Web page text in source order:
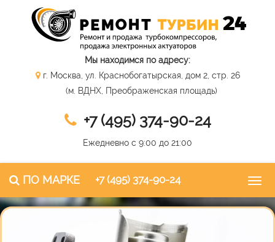
Мы находимся по адресу:
г. Москва, ул. Краснобогатырская, дом 2, стр. 26
(м. ВДНХ, Преображенская площадь)
+7 (495) 374-90-24
Ежедневно с 9:00 до 21:00
ПО МАРКЕ +7 (495) 374-90-24